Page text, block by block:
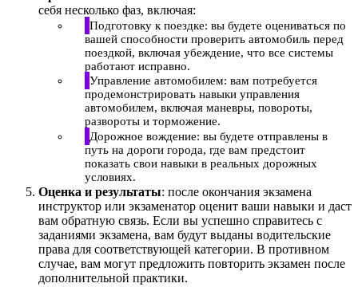
себя несколько фаз, включая:
Подготовку к поездке: вы будете оцениваться по
вашей способности проверить автомобиль перед
поездкой, включая убеждение, что все системы
работают исправно.
Управление автомобилем: вам потребуется
продемонстрировать навыки управления
автомобилем, включая маневры, повороты,
развороты и торможение.
Дорожное вождение: вы будете отправлены в
путь на дороги города, где вам предстоит
показать свои навыки в реальных дорожных
условиях.
Оценка и результаты: после окончания экзамена
инструктор или экзаменатор оценит ваши навыки и даст
вам обратную связь. Если вы успешно справитесь с
заданиями экзамена, вам будут выданы водительские
права для соответствующей категории. В противном
случае, вам могут предложить повторить экзамен после
дополнительной практики.